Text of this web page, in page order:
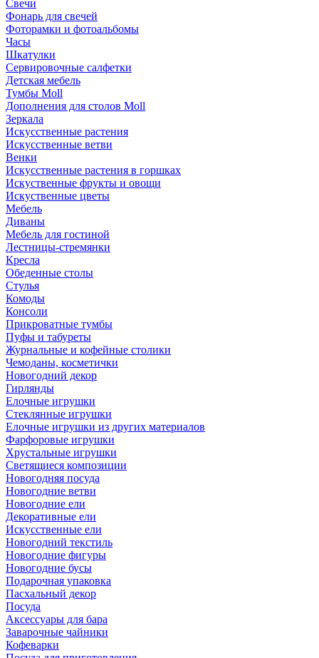
Свечи
Фонарь для свечей
Фоторамки и фотоальбомы
Часы
Шкатулки
Сервировочные салфетки
Детская мебель
Тумбы Moll
Дополнения для столов Moll
Зеркала
Искусственные растения
Искусственные ветви
Венки
Искусственные растения в горшках
Искуственные фрукты и овощи
Искуственные цветы
Мебель
Диваны
Мебель для гостиной
Лестницы-стремянки
Кресла
Обеденные столы
Стулья
Комоды
Консоли
Прикроватные тумбы
Пуфы и табуреты
Журнальные и кофейные столики
Чемоданы, косметички
Новогодний декор
Гирлянды
Елочные игрушки
Стеклянные игрушки
Елочные игрушки из других материалов
Фарфоровые игрушки
Хрустальные игрушки
Светящиеся композиции
Новогодняя посуда
Новогодние ветви
Новогодние ели
Декоративные ели
Искусственные ели
Новогодний текстиль
Новогодние фигуры
Новогодние бусы
Подарочная упаковка
Пасхальный декор
Посуда
Аксессуары для бара
Заварочные чайники
Кофеварки